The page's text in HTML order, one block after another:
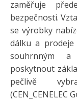
zaměřuje
bezpečnosti.
se výrobky
dálku a prodeje
souhrnným a
poskytnout
pečlivě
(CEN_CENELEC